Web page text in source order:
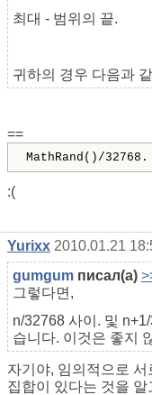
최대 - 범위의 끝.
귀하의 경우 다음과
==
MathRand()/32768.
:(
Yurixx 2010.01.21
gumgum писал(а)
그렇다면,
n/32768 사이. 및
습니다. 이것은 좋지
자기야, 임의적으로
집합이 있다는 것을